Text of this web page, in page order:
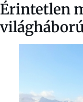
Érintetlen